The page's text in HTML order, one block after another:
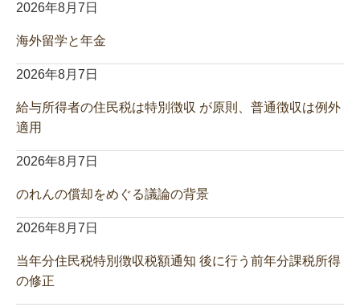
2026年8月7日
海外留学と年金
2026年8月7日
給与所得者の住民税は特別徴収 が原則、普通徴収は例外
適用
2026年8月7日
のれんの償却をめぐる議論の背景
2026年8月7日
当年分住民税特別徴収税額通知 後に行う前年分課税所得
の修正